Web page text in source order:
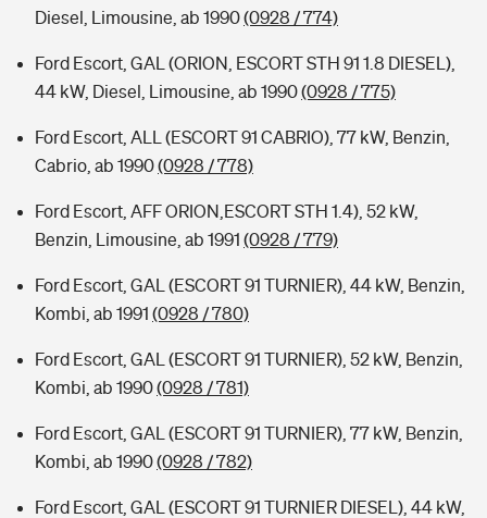
Diesel, Limousine, ab 1990(0928 / 774)
Ford Escort, GAL (ORION, ESCORT STH 91 1.8 DIESEL),
44 kW, Diesel, Limousine, ab 1990(0928 / 775)
Ford Escort, ALL (ESCORT 91 CABRIO), 77 kW, Benzin,
Cabrio, ab 1990(0928 / 778)
Ford Escort, AFF ORION,ESCORT STH 1.4), 52 kW,
Benzin, Limousine, ab 1991 (0928 / 779)
Ford Escort, GAL (ESCORT 91 TURNIER), 44 kW, Benzin,
Kombi, ab 1991 (0928 / 780)
Ford Escort, GAL (ESCORT 91 TURNIER), 52 kW, Benzin,
Kombi, ab 1990(0928 / 781)
Ford Escort, GAL (ESCORT 91 TURNIER), 77 kW, Benzin,
Kombi, ab 1990(0928 / 782)
Ford Escort, GAL (ESCORT 91 TURNIER DIESEL), 44 kW,